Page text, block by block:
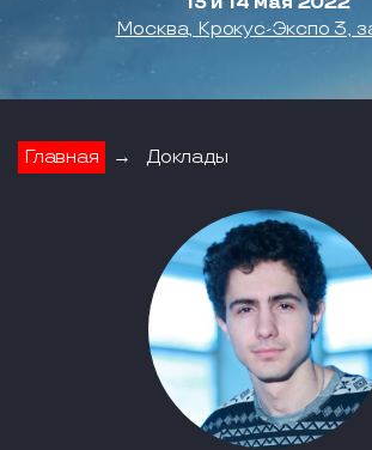
Москва, Крокус-Экспо 3,
Главная → Доклады